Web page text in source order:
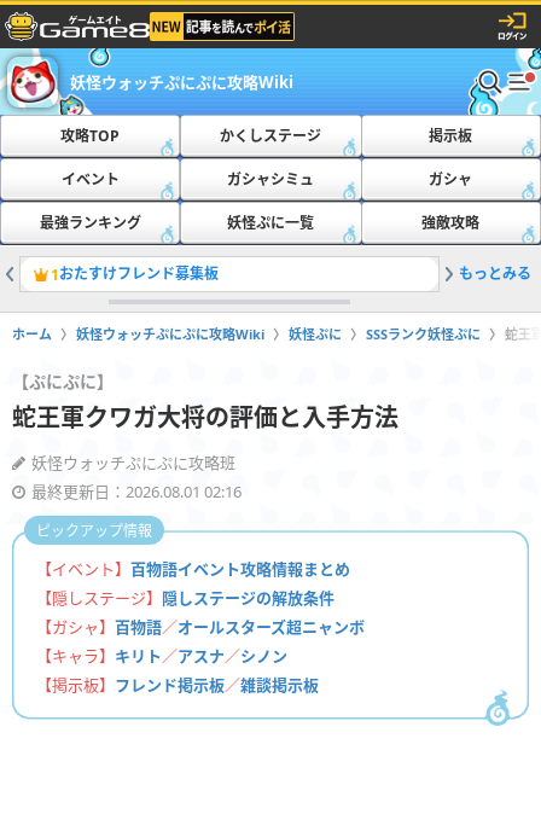
妖怪ウォッチぷにぷに攻略Wiki
攻略TOP かくしステージ 掲示板
イベント ガシャシミュ ガシャ
最強ランキング 妖怪ぷに一覧 強敵攻略
1おたすけフレンド募集板 2ともだ
もっとみる
ホーム 妖怪ウォッチぷにぷに攻略Wiki 妖怪ぷに SSSランク妖怪ぷに 蛇王
【ぷにぷに】
蛇王軍クワガ大将の評価と入手方法
妖怪ウォッチぷにぷに攻略班
最終更新日：2026.08.01 02:16
【イベント】 百物語イベント攻略情報まとめ
【隠しステージ】 隠しステージの解放条件
【ガシャ】 百物語／オールスターズ超ニャンボ
【キャラ】 キリト／アスナ／シノン
【掲示板】 フレンド掲示板／雑談掲示板
ピックアップ情報